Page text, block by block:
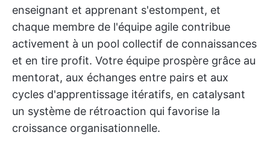
enseignant et apprenant s'estompent, et
chaque membre de l'équipe agile contribue
activement à un pool collectif de connaissances
et en tire profit. Votre équipe prospère grâce au
mentorat, aux échanges entre pairs et aux
cycles d'apprentissage itératifs, en catalysant
un système de rétroaction qui favorise la
croissance organisationnelle.